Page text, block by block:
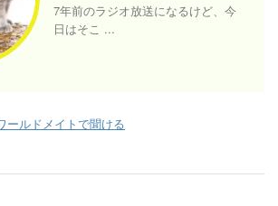
7年前のラジオ放送になるけど、今
日はそこ ...
ールドメイトで聞ける